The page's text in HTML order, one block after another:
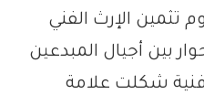
تثمين الإرث الفني
بين أجيال المبدعين
شكلت علامة